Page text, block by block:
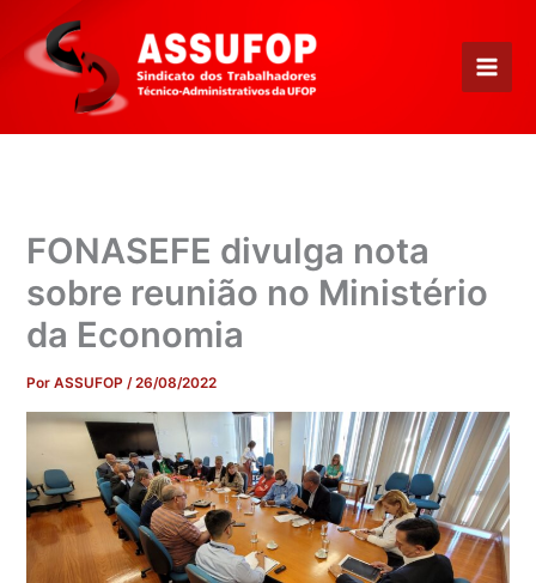
para
conteúdo
FONASEFE divulga nota
sobre reunião no Ministério
da Economia
PorASSUFOP/26/08/2022